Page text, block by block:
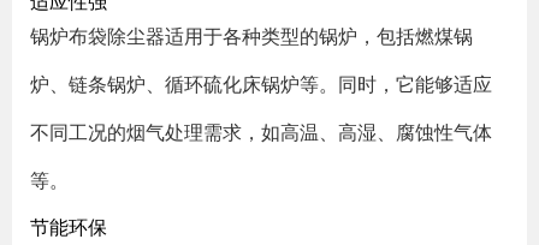
锅炉布袋除尘器适用于各种类型的锅炉，包括燃煤锅
炉、链条锅炉、循环硫化床锅炉等。同时，它能够适应
不同工况的烟气处理需求，如高温、高湿、腐蚀性气体
等。
节能环保